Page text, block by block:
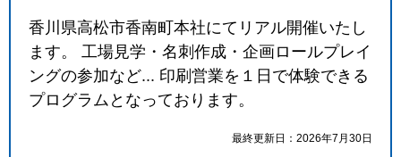
香川県高松市香南町本社にてリアル開催いたし
ます。 工場見学・名刺作成・企画ロールプレイ
ングの参加など... 印刷営業を１日で体験できる
プログラムとなっております。
最終更新日：2026年7月30日